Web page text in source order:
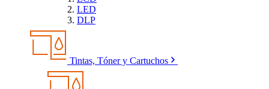
LED
DLP
Tintas, Tóner y Cartuchos